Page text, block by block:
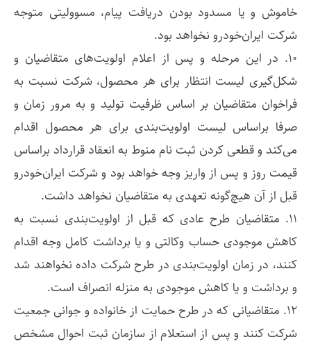
خاموش و یا مسدود بودن دریافت پیام، مسوولیتی متوجه
شرکت ایران‌خودرو نخواهد بود.
۱۰. در این مرحله و پس از اعلام اولویت‌های متقاضیان و
شکل‌گیری لیست انتظار برای هر محصول، شرکت نسبت به
فراخوان متقاضیان بر اساس ظرفیت تولید و به مرور زمان و
صرفا براساس لیست اولویت‌بندی برای هر محصول اقدام
می‌کند و قطعی کردن ثبت نام منوط به انعقاد قرارداد براساس
قیمت روز و پس از واریز وجه خواهد بود و شرکت ایران‌خودرو
قبل از آن هیچ‌گونه تعهدی به متقاضیان نخواهد داشت.
۱۱. متقاضیان طرح عادی که قبل از اولویت‌بندی نسبت به
کاهش موجودی حساب وکالتی و یا برداشت کامل وجه اقدام
کنند، در زمان اولویت‌بندی در طرح شرکت داده نخواهند شد
و برداشت و یا کاهش موجودی به منزله انصراف است.
۱۲. متقاضیانی که در طرح حمایت از خانواده و جوانی جمعیت
شرکت کنند و پس از استعلام از سازمان ثبت احوال مشخص